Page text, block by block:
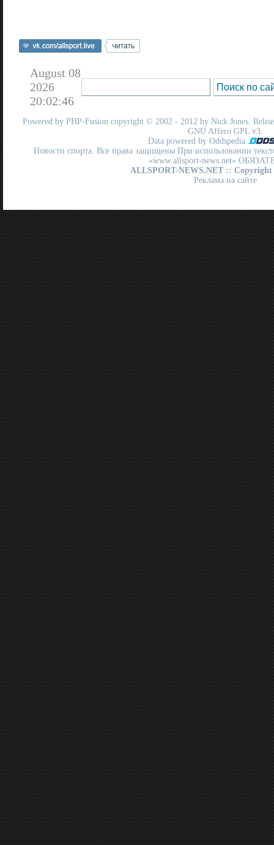
August 08
2026
20:02:46
Powered by PHP-Fusion copyright © 2002 - 2012 by Nick Jones.
GNU Affero GPL v3.
Data powered by Oddspedia
Новости спорта. Все права защищены При использовании
«www.allsport-news.net»
ALLSPORT-NEWS.NET :: Copyright
Реклама на сайте